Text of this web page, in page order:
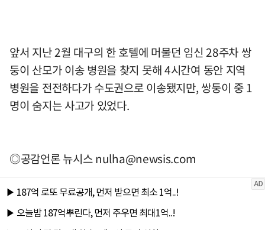
앞서 지난 2월 대구의 한 호텔에 머물던 임신 28주차 쌍
둥이 산모가 이송 병원을 찾지 못해 4시간여 동안 지역
병원을 전전하다가 수도권으로 이송됐지만, 쌍둥이 중 1
명이 숨지는 사고가 있었다.
◎공감언론 뉴시스nulha@newsis.com